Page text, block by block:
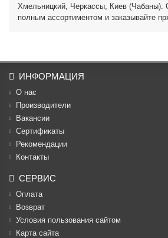
Хмельницкий, Черкассы, Киев (Чабаны).
полным ассортиментом и заказывайте
ИНФОРМАЦИЯ
О нас
Производители
Вакансии
Cертификаты
Рекомендации
Контакты
СЕРВИС
Оплата
Возврат
Условия пользования сайтом
Карта сайта